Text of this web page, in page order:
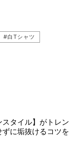
#白Tシャツ
スタイル】がトレン
ずに垢抜けるコツを